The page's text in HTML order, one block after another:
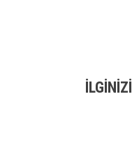
İLGİNİZİ